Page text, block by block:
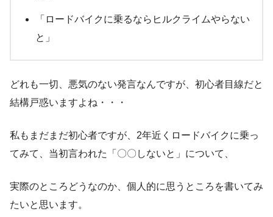
「ロードバイクに乗るならヒルクライムやらない
と」
どれも一切、悪気のない発言なんですが、初心者目線だと
結構戸惑いますよね・・・
私もまだまだ初心者ですが、2年近くロードバイクに乗っ
てみて、当初言われた「〇〇しないと」について、
実際のところどうなのか、個人的に思うところを書いてみ
たいと思います。